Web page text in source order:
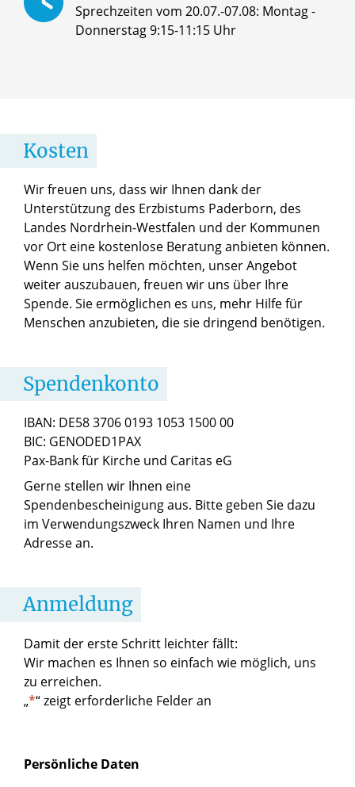
Sprechzeiten vom 20.07.-07.08: Montag -
Donnerstag 9:15-11:15 Uhr
Kosten
Wir freuen uns, dass wir Ihnen dank der
Unterstützung des Erzbistums Paderborn, des
Landes Nordrhein-Westfalen und der Kommunen
vor Ort eine kostenlose Beratung anbieten können.
Wenn Sie uns helfen möchten, unser Angebot
weiter auszubauen, freuen wir uns über Ihre
Spende. Sie ermöglichen es uns, mehr Hilfe für
Menschen anzubieten, die sie dringend benötigen.
Spendenkonto
IBAN: DE58 3706 0193 1053 1500 00
BIC: GENODED1PAX
Pax-Bank für Kirche und Caritas eG
Gerne stellen wir Ihnen eine
Spendenbescheinigung aus. Bitte geben Sie dazu
im Verwendungszweck Ihren Namen und Ihre
Adresse an.
Anmeldung
Damit der erste Schritt leichter fällt:
Wir machen es Ihnen so einfach wie möglich, uns
zu erreichen.
„*“ zeigt erforderliche Felder an
Persönliche Daten